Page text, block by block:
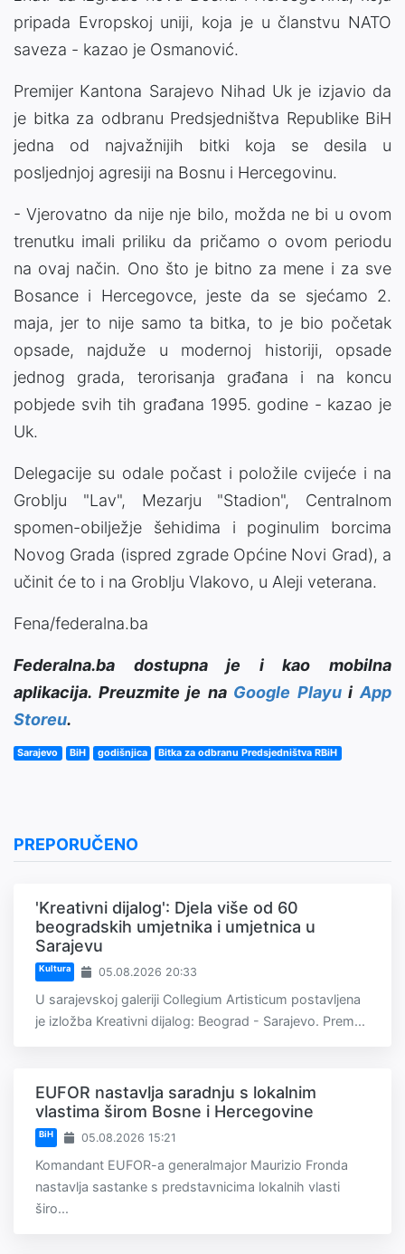
pripada Evropskoj uniji, koja je u članstvu NATO
saveza - kazao je Osmanović.
Premijer Kantona Sarajevo Nihad Uk je izjavio da
je bitka za odbranu Predsjedništva Republike BiH
jedna od najvažnijih bitki koja se desila u
posljednjoj agresiji na Bosnu i Hercegovinu.
- Vjerovatno da nije nje bilo, možda ne bi u ovom
trenutku imali priliku da pričamo o ovom periodu
na ovaj način. Ono što je bitno za mene i za sve
Bosance i Hercegovce, jeste da se sjećamo 2.
maja, jer to nije samo ta bitka, to je bio početak
opsade, najduže u modernoj historiji, opsade
jednog grada, terorisanja građana i na koncu
pobjede svih tih građana 1995. godine - kazao je
Uk.
Delegacije su odale počast i položile cvijeće i na
Groblju "Lav", Mezarju "Stadion", Centralnom
spomen-obilježje šehidima i poginulim borcima
Novog Grada (ispred zgrade Općine Novi Grad), a
učinit će to i na Groblju Vlakovo, u Aleji veterana.
Fena/federalna.ba
Federalna.ba dostupna je i kao mobilna
aplikacija. Preuzmite je na Google PlayuiApp
Storeu.
Sarajevo BiH godišnjica Bitka za odbranu Predsjedništva RBiH
PREPORUČENO
'Kreativni dijalog': Djela više od 60
beogradskih umjetnika i umjetnica u
Sarajevu
Kultura 05.08.2026 20:33
U sarajevskoj galeriji Collegium Artisticum postavljena
je izložba Kreativni dijalog: Beograd - Sarajevo. Prem...
EUFOR nastavlja saradnju s lokalnim
vlastima širom Bosne i Hercegovine
BiH 05.08.2026 15:21
Komandant EUFOR-a generalmajor Maurizio Fronda
nastavlja sastanke s predstavnicima lokalnih vlasti
širo...